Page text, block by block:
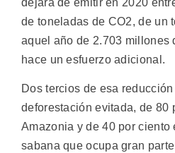
de toneladas de CO2, de un
aquel año de 2.703 millones
hace un esfuerzo adicional.
Dos tercios de esa
deforestación evitada, de 80
Amazonia y de 40 por ciento
sabana que ocupa gran